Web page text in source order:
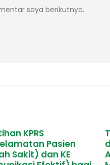
saya berikutnya.
RSI Unisma
Khitanan Massal
Yatim dan Dhuafa